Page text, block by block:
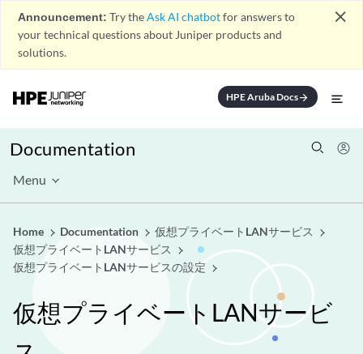
Announcement: Try theAsk AI chatbotfor answers to
your technical questions about Juniper products and
solutions.
close
HPE Aruba Docsarrow_forward
Documentation
Menu
Home Documentation
仮想プライベートLANサービス
仮想プライベートLANサービス
仮想プライベートLANサービスの設定
仮想プライベートLANサービ